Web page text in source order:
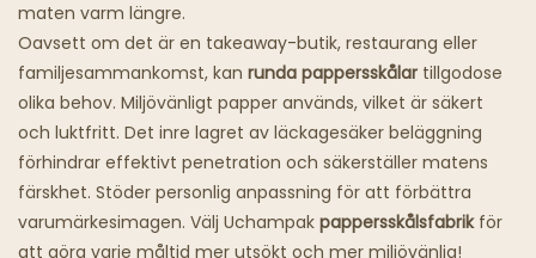
Spökrestauranger
maten varm längre.
Oavsett om det är en takeaway-butik, restaurang eller
familjesammankomst, kan runda pappersskålar tillgodose
olika behov. Miljövänligt papper används, vilket är säkert
och luktfritt. Det inre lagret av läckagesäker beläggning
förhindrar effektivt penetration och säkerställer matens
färskhet. Stöder personlig anpassning för att förbättra
varumärkesimagen. Välj Uchampak pappersskålsfabrikför
att göra varje måltid mer utsökt och mer miljövänlig!